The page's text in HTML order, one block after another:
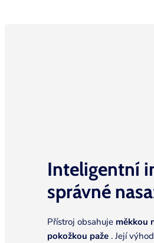
Inteligentní
správné
Přístroj obsahuje měkkou
pokožkou paže . Její